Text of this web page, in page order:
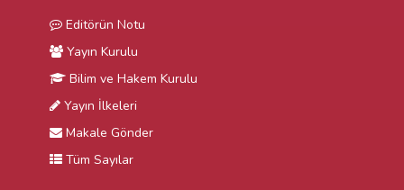
Editörün Notu
Yayın Kurulu
Bilim ve Hakem Kurulu
Yayın İlkeleri
Makale Gönder
Tüm Sayılar